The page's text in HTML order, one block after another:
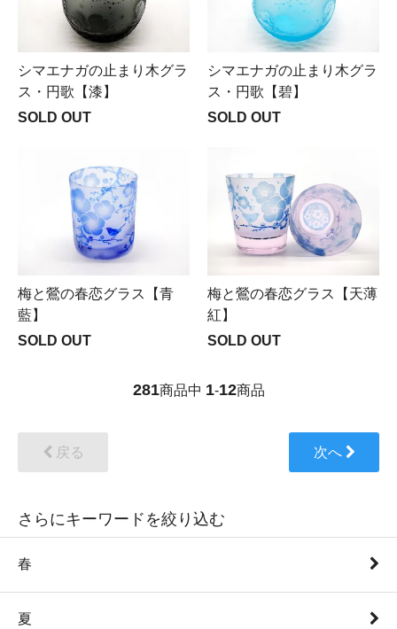
シマエナガの止まり木グラ
ス・円歌【漆】
SOLD OUT
シマエナガの止まり木グラ
ス・円歌【碧】
SOLD OUT
梅と鶯の春恋グラス【青
藍】
SOLD OUT
梅と鶯の春恋グラス【天薄
紅】
SOLD OUT
281商品中 1-12商品
戻る 次へ
さらにキーワードを絞り込む
春
夏